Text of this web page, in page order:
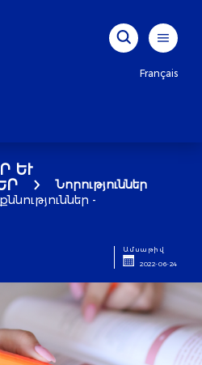
Français
Մ
Նորություններ
-
Ամսաթիվ
2022-06-24